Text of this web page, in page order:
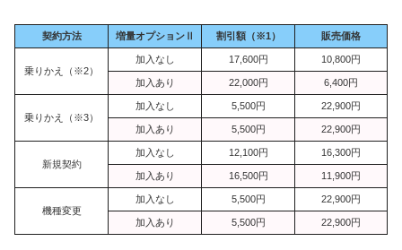
契約方法 増量オプションⅡ 割引額（※1） 販売価格
乗りかえ（※2）
加入なし 17,600円 10,800円
加入あり 22,000円 6,400円
乗りかえ（※3）
加入なし 5,500円 22,900円
加入あり 5,500円 22,900円
新規契約
加入なし 12,100円 16,300円
加入あり 16,500円 11,900円
機種変更
加入なし 5,500円 22,900円
加入あり 5,500円 22,900円